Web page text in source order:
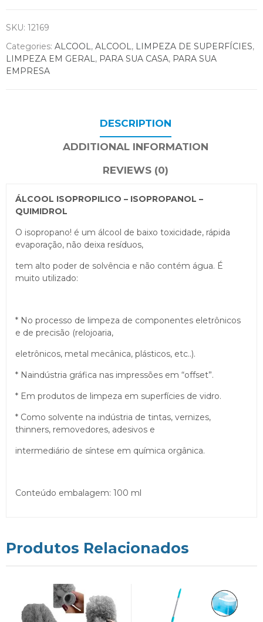
SKU: 12169
Categories: ALCOOL, ALCOOL, LIMPEZA DE SUPERFÍCIES,
LIMPEZA EM GERAL, PARA SUA CASA, PARA SUA
EMPRESA
DESCRIPTION
ADDITIONAL INFORMATION
REVIEWS (0)
ÁLCOOL ISOPROPILICO – ISOPROPANOL –
QUIMIDROL
O isopropano! é um álcool de baixo toxicidade, rápida
evaporação, não deixa resíduos,
tem alto poder de solvência e não contém água. É
muito utilizado:
* No processo de limpeza de componentes eletrônicos
e de precisão (relojoaria,
eletrônicos, metal mecânica, plásticos, etc..).
* Naindústria gráfica nas impressões em “offset”.
* Em produtos de limpeza em superfícies de vidro.
* Como solvente na indústria de tintas, vernizes,
thinners, removedores, adesivos e
intermediário de síntese em química orgânica.
Conteúdo embalagem: 100 ml
Produtos Relacionados